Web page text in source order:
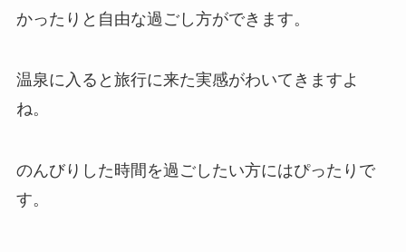
かったりと自由な過ごし方ができます。
温泉に入ると旅行に来た実感がわいてきますよ
ね。
のんびりした時間を過ごしたい方にはぴったりで
す。